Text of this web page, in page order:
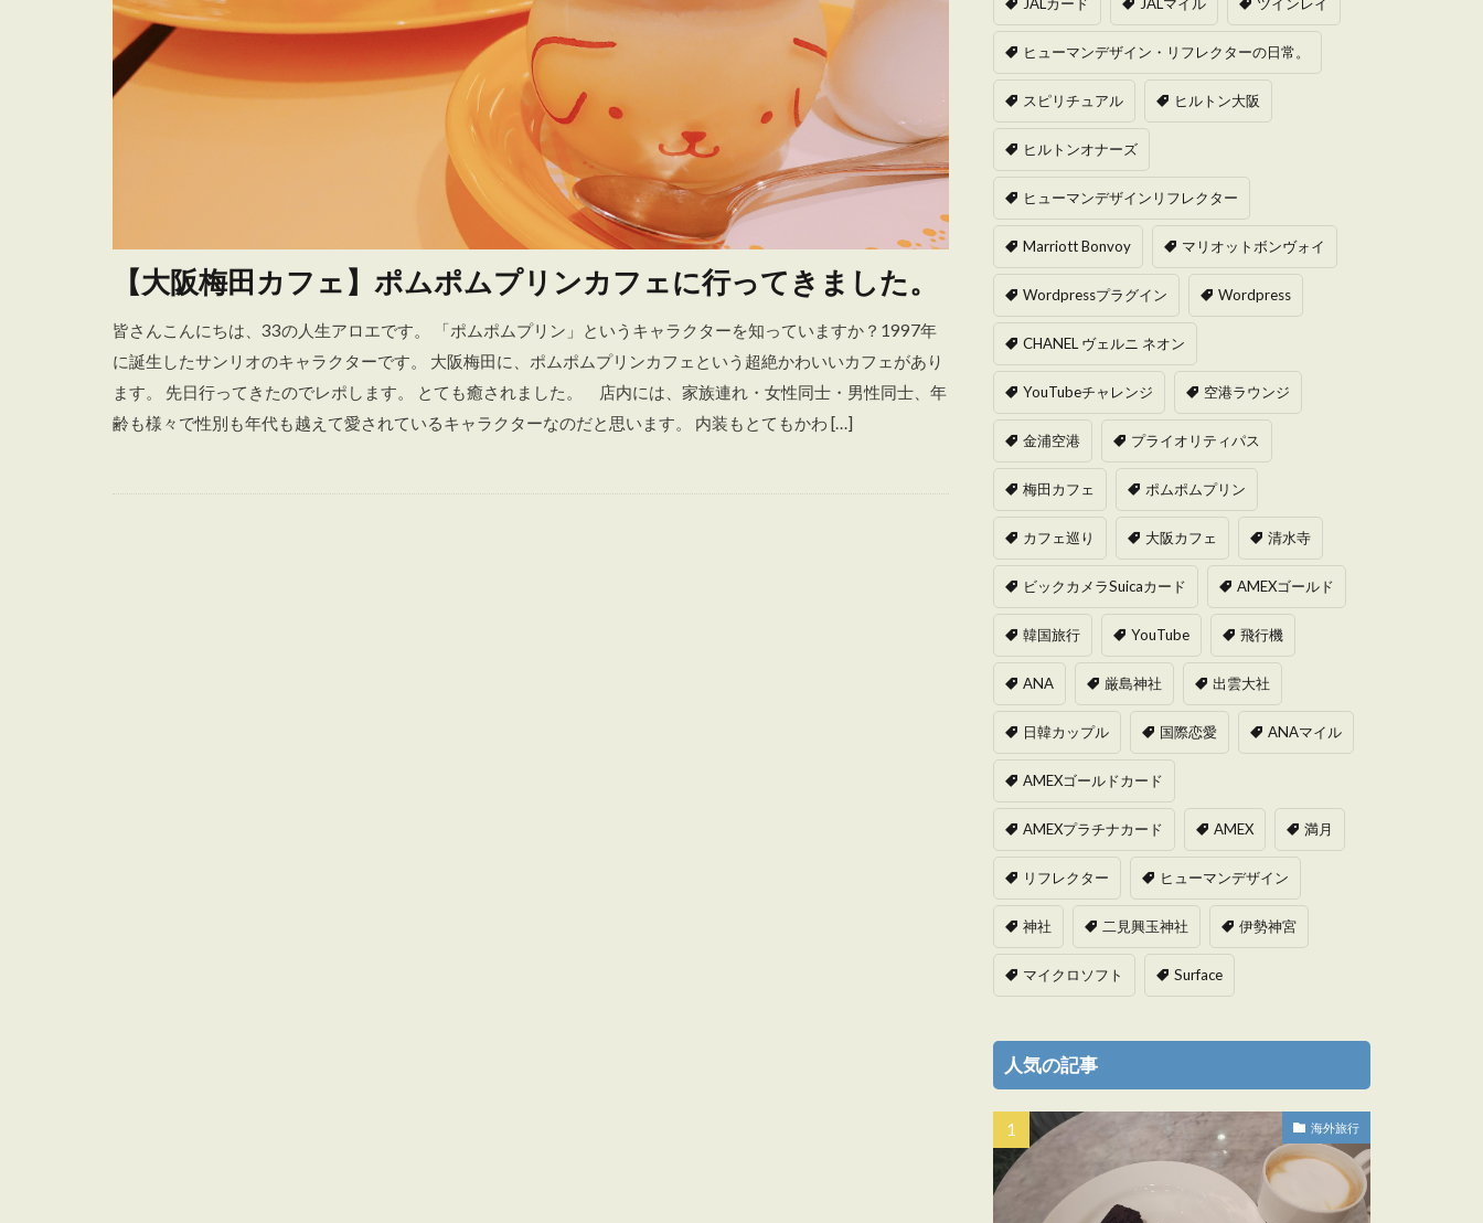
【大阪梅田カフェ】ポムポムプリンカフェに行ってきました。
皆さんこんにちは、33の人生アロエです。 「ポムポムプリン」というキャラクターを知っていますか？1997年
に誕生したサンリオのキャラクターです。 大阪梅田に、ポムポムプリンカフェという超絶かわいいカフェがあり
ます。 先日行ってきたのでレポします。 とても癒されました。 店内には、家族連れ・女性同士・男性同士、年
齢も様々で性別も年代も越えて愛されているキャラクターなのだと思います。 内装もとてもかわ […]
ヒューマンデザイン・リフレクターの日常。
スピリチュアル ヒルトン大阪
ヒルトンオナーズ
ヒューマンデザインリフレクター
Marriott Bonvoy マリオットボンヴォイ
Wordpressプラグイン Wordpress
CHANEL ヴェルニ ネオン
YouTubeチャレンジ 空港ラウンジ
金浦空港 プライオリティパス
梅田カフェ ポムポムプリン
カフェ巡り 大阪カフェ 清水寺
ビックカメラSuicaカード AMEXゴールド
韓国旅行 YouTube 飛行機
ANA 厳島神社 出雲大社
日韓カップル 国際恋愛 ANAマイル
AMEXゴールドカード
AMEXプラチナカード AMEX 満月
リフレクター ヒューマンデザイン
神社 二見興玉神社 伊勢神宮
マイクロソフト Surface
人気の記事
海外旅行